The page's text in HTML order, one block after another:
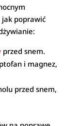
jak poprawić
przed snem.
i magnez,
przed snem,